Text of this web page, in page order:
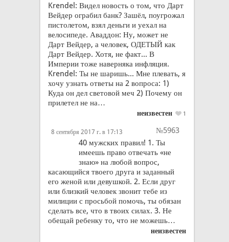
Krendel: Видел новость о том, что Дарт
Вейдер ограбил банк? Зашёл, поугрожал
пистолетом, взял деньги и уехал на
велосипеде. Аваддон: Ну, может не
Дарт Вейдер, а человек, ОДЕТЫЙ как
Дарт Вейдер. Хотя, не факт... В
Империи тоже наверняка инфляция.
Krendel: Ты не шаришь... Мне плевать, я
хочу узнать ответы на 2 вопроса: 1)
Куда он дел световой меч 2) Почему он
прилетел не на…
неизвестен 1
8 сентября 2017 г. в 17:13
№5963
40 мужских правил! 1. Ты
имеешь право отвечать «не
знаю» на любой вопрос,
касающийся твоего друга и заданный
его женой или девушкой. 2. Если друг
или близкий человек звонит тебе из
милиции с просьбой помочь, ты обязан
сделать все, что в твоих силах. 3. Не
обещай ребенку то, что не можешь…
неизвестен